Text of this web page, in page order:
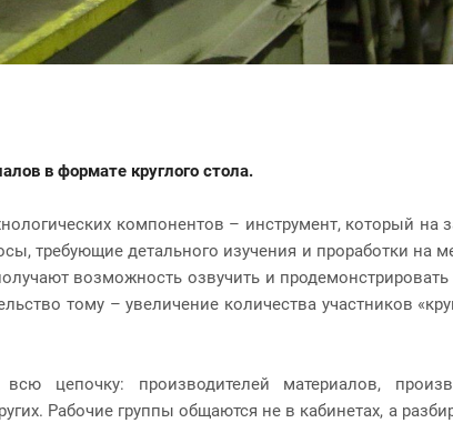
в формате круглого стола.
компонентов – инструмент, который на
требующие детального изучения и проработки на
возможность озвучить и
тому – увеличение количества участников
цепочку: производителей материалов,
Рабочие группы общаются не в кабинетах, а